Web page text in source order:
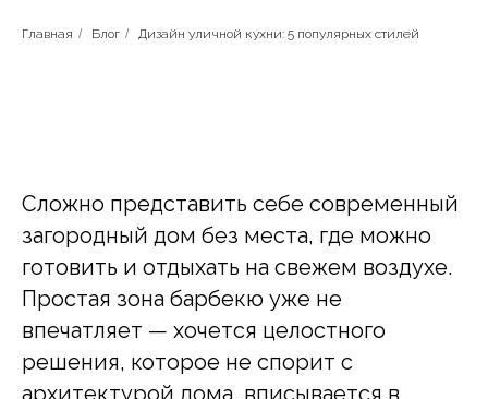
Главная / Блог / Дизайн уличной кухни: 5 популярных стилей
Сложно представить себе современный
загородный дом без места, где можно
готовить и отдыхать на свежем воздухе.
Простая зона барбекю уже не
впечатляет — хочется целостного
решения, которое не спорит с
архитектурой дома, вписывается в